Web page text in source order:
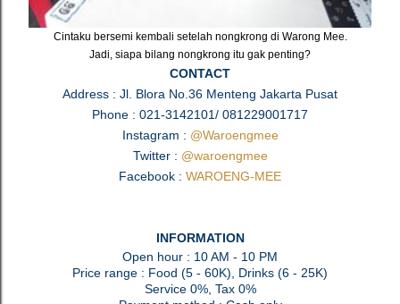
Cintaku bersemi kembali setelah nongkrong di Warong Mee.
Jadi, siapa bilang nongkrong itu gak penting?
CONTACT
Address : Jl. Blora No.36 Menteng Jakarta Pusat
Phone : 021-3142101/ 081229001717
Instagram : @Waroengmee
Twitter : @waroengmee
Facebook : WAROENG-MEE
INFORMATION
Open hour : 10 AM - 10 PM
Price range : Food (5 - 60K), Drinks (6 - 25K)
Service 0%, Tax 0%